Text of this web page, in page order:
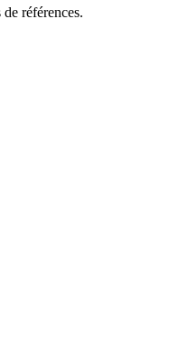
références.